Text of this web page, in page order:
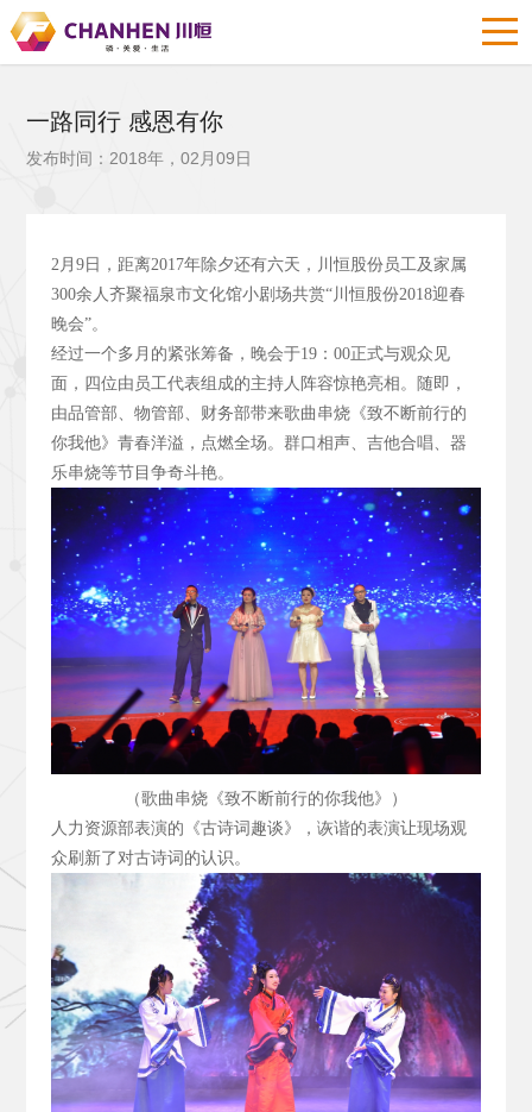
一路同行 感恩有你
发布时间：2018年，02月09日
2月9日，距离2017年除夕还有六天，川恒股份员工及家属
300余人齐聚福泉市文化馆小剧场共赏“川恒股份2018迎春
晚会”。
经过一个多月的紧张筹备，晚会于19：00正式与观众见
面，四位由员工代表组成的主持人阵容惊艳亮相。随即，
由品管部、物管部、财务部带来歌曲串烧《致不断前行的
你我他》青春洋溢，点燃全场。群口相声、吉他合唱、器
乐串烧等节目争奇斗艳。
（歌曲串烧《致不断前行的你我他》）
人力资源部表演的《古诗词趣谈》，诙谐的表演让现场观
众刷新了对古诗词的认识。